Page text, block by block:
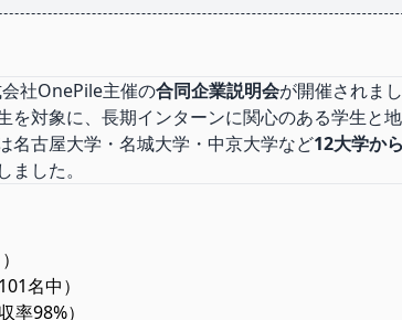
社OnePile主催の合同企業説明会が開催されま
を対象に、長期インターンに関心のある学生と
名古屋大学・名城大学・中京大学など12大学か
した。
名中）
率98%）